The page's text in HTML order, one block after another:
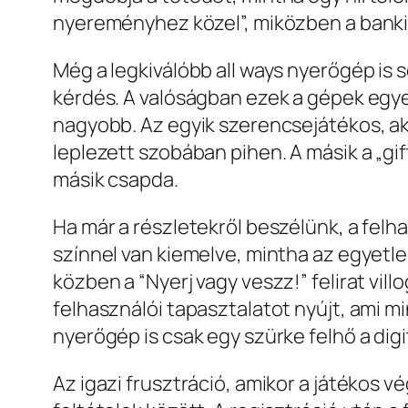
nyereményhez közel”, miközben a
Még a legkiválóbb all ways nyerőgép
kérdés. A valóságban ezek a gépek
nagyobb. Az egyik szerencsejátékos,
leplezett szobában pihen. A másik a
másik csapda.
Ha már a részletekről beszélünk, a
színnel van kiemelve, mintha az
közben a “Nyerj vagy veszz!” felirat
felhasználói tapasztalatot nyújt, ami
nyerőgép is csak egy szürke felhő a
Az igazi frusztráció, amikor a játékos